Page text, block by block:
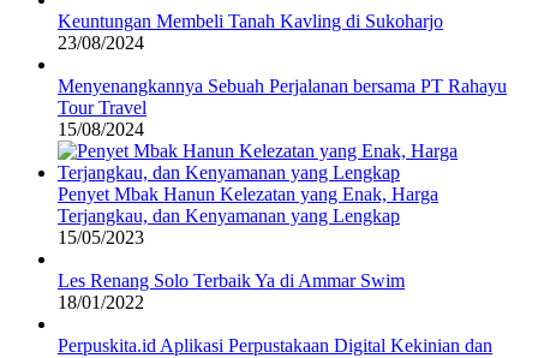
Keuntungan Membeli Tanah Kavling di Sukoharjo
23/08/2024
Menyenangkannya Sebuah Perjalanan bersama PT Rahayu
Tour Travel
15/08/2024
Penyet Mbak Hanun Kelezatan yang Enak, Harga
Terjangkau, dan Kenyamanan yang Lengkap
15/05/2023
Les Renang Solo Terbaik Ya di Ammar Swim
18/01/2022
Perpuskita.id Aplikasi Perpustakaan Digital Kekinian dan